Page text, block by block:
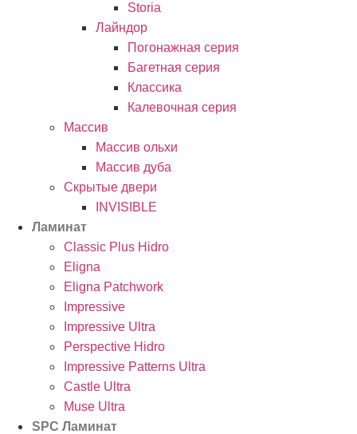
Storia
Лайндор
Погонажная серия
Багетная серия
Классика
Калевочная серия
Массив
Массив ольхи
Массив дуба
Скрытые двери
INVISIBLE
Ламинат
Classic Plus Hidro
Eligna
Eligna Patchwork
Impressive
Impressive Ultra
Perspective Hidro
Impressive Patterns Ultra
Castle Ultra
Muse Ultra
SPC Ламинат